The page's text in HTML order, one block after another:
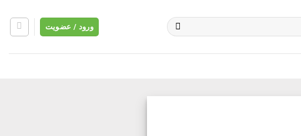
ورود / عضویت